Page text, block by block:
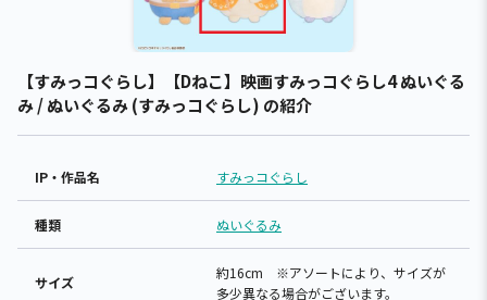
【すみっコぐらし】【Dねこ】映画すみっコぐらし4 ぬいぐる
み / ぬいぐるみ (すみっコぐらし) の紹介
IP・作品名 すみっコぐらし
種類 ぬいぐるみ
サイズ
約16cm ※アソートにより、サイズが
多少異なる場合がございます。